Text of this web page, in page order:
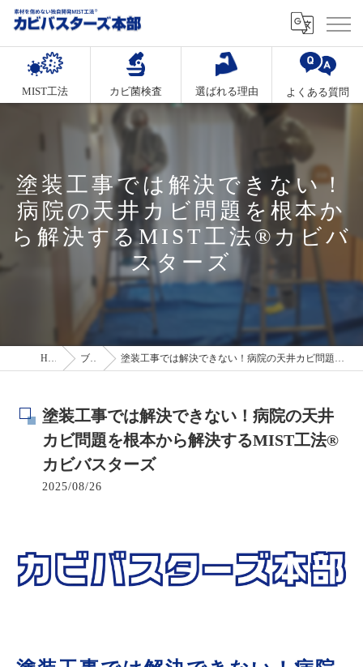
MIST工法 カビ菌検査 選ばれる理由 よくある質問
塗装工事では解決できない！
病院の天井カビ問題を根本か
ら解決するMIST工法®カビバ
スターズ
HOME ブログ 塗装工事では解決できない！病院の天井カビ問題を根本から解決するMIST工法®カビバスターズ
塗装工事では解決できない！病院の天井
カビ問題を根本から解決するMIST工法®
カビバスターズ
2025/08/26